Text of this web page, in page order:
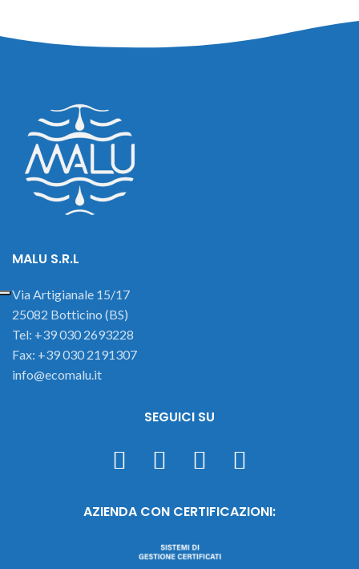
MALU S.R.L
Via Artigianale 15/17
25082 Botticino (BS)
Tel: +39 030 2693228
Fax: +39 030 2191307
info@ecomalu.it
SEGUICI SU
AZIENDA CON CERTIFICAZIONI: